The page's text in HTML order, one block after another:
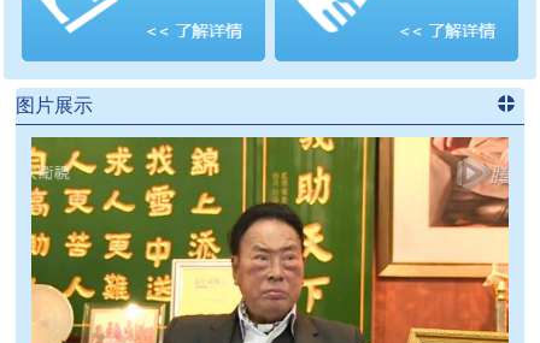
>>
图片展示
建信息
频道